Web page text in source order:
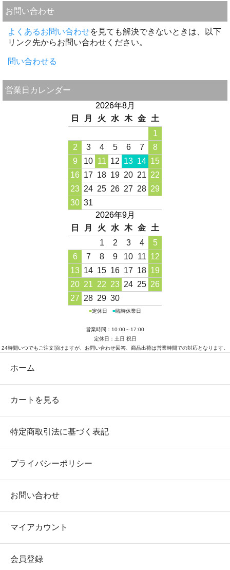
お問い合わせ
よくあるお問い合わせを見ても解決できないときは、以下
リンク先からお問い合わせください。
問い合わせる
営業日カレンダー
2026年8月
日
月 火 水 木 金
土
1
2
3 4 5 6 7
8
9
10 11 12 13 14 15
16 17 18 19 20 21 22
23 24 25 26 27 28 29
30 31
2026年9月
日
月 火 水 木 金
土
1
2 3 4
5
6
7 8 9 10 11 12
13 14 15 16 17 18 19
20 21 22 23 24 25 26
27 28 29 30
■定休日 ■臨時休業日
営業時間：10:00～17:00
定休日：土日 祝日
24時間いつでもご注文頂けますが、お問い合わせ回答、商品出荷は営業時間での対応となります。
ホーム
カートを見る
特定商取引法に基づく表記
プライバシーポリシー
お問い合わせ
マイアカウント
会員登録